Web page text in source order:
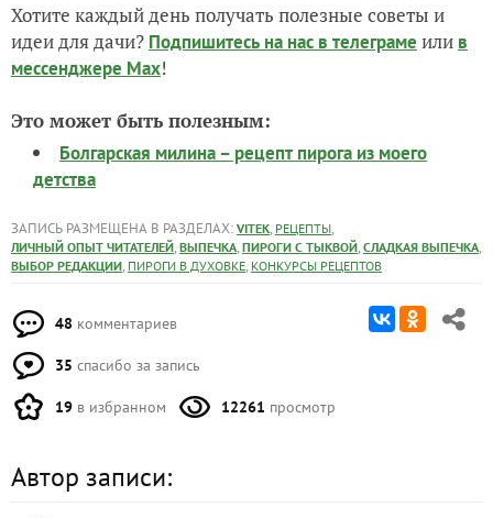
Хотите каждый день получать полезные советы и
идеи для дачи? Подпишитесь на нас в телеграме или в
мессенджере Max!
Это может быть полезным:
Болгарская милина – рецепт пирога из моего
детства
ЗАПИСЬ РАЗМЕЩЕНА В РАЗДЕЛАХ: VITEK, РЕЦЕПТЫ,
ЛИЧНЫЙ ОПЫТ ЧИТАТЕЛЕЙ, ВЫПЕЧКА, ПИРОГИ С ТЫКВОЙ, СЛАДКАЯ ВЫПЕЧКА,
ВЫБОР РЕДАКЦИИ, ПИРОГИ В ДУХОВКЕ, КОНКУРСЫ РЕЦЕПТОВ
48 комментариев
35 спасибо за запись
19 в избранном 12261 просмотр
Автор записи: